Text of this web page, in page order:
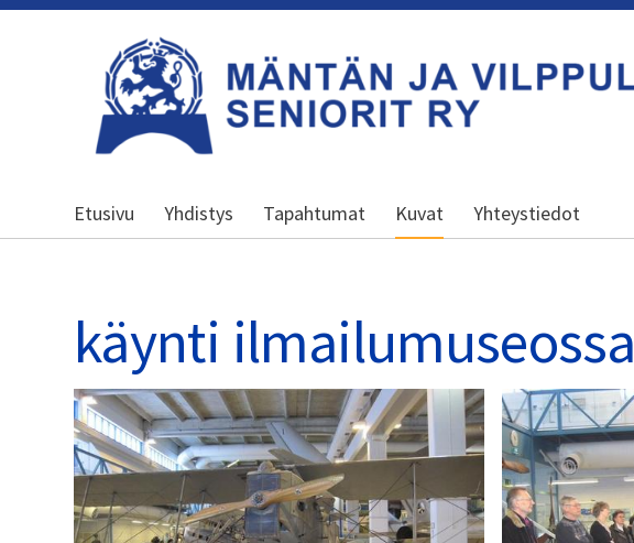
Kansallinen senioriliitto
Etusivu Yhdistys Tapahtumat Kuvat Yhteystiedot
käynti ilmailumuseossa